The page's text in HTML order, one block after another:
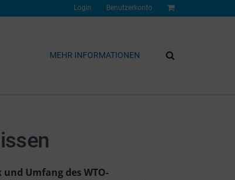
Login Benutzerkonto
MEHR INFORMATIONEN
Umfang des WTO-